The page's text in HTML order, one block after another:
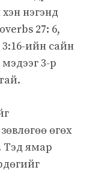
нэгэнд
27: 6,
3:16-ийн сайн
3-р
өгөх
Тэд ямар